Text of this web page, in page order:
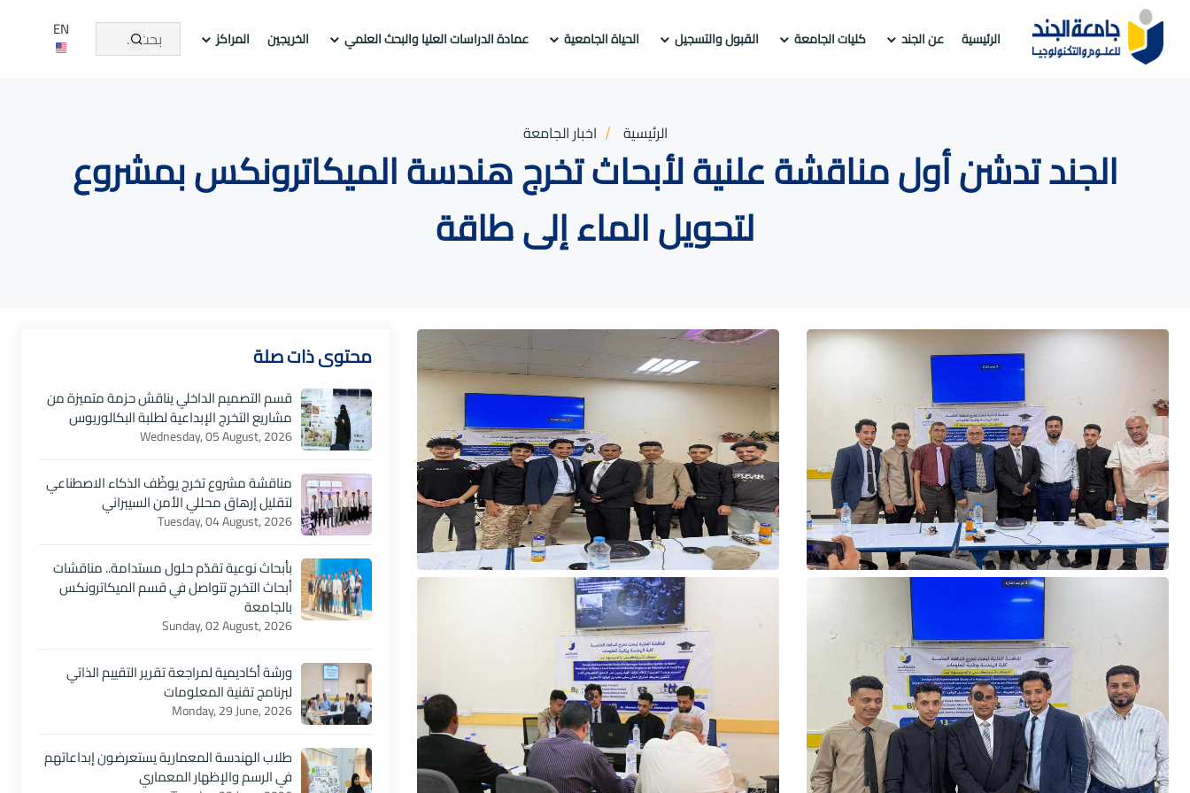
الرئيسية عن الجند كليات الجامعة القبول والتسجيل الحياة الجامعية عمادة الدراسات العليا والبحث العلمي الخريجين المراكز EN
الرئيسية اخبار الجامعة
الجند تدشن أول مناقشة علنية لأبحاث تخرج هندسة الميكاترونكس بمشروع
لتحويل الماء إلى طاقة
محتوى ذات صلة
قسم التصميم الداخلي يناقش حزمة متميزة من
مشاريع التخرج الإبداعية لطلبة البكالوريوس
Wednesday, 05 August, 2026
مناقشة مشروع تخرج يوظّف الذكاء الاصطناعي
لتقليل إرهاق محللي الأمن السيبراني
Tuesday, 04 August, 2026
بأبحاث نوعية تقدّم حلول مستدامة.. مناقشات
أبحاث التخرج تتواصل في قسم الميكاترونكس
بالجامعة
Sunday, 02 August, 2026
ورشة أكاديمية لمراجعة تقرير التقييم الذاتي
لبرنامج تقنية المعلومات
Monday, 29 June, 2026
طلاب الهندسة المعمارية يستعرضون إبداعاتهم
في الرسم والإظهار المعماري